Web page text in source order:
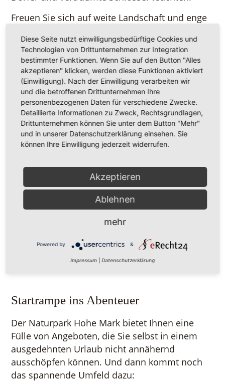
Freuen Sie sich auf weite Landschaft und enge
Gaststuben. Durchstreifen Sie zu Fuß, per Rad
oder auf dem Rücken eines Pferdes die
ausgedehnten Wälder der Haard, der "kleinen"
Hohe Mark, der Üfter Mark, des Dämmerwaldes
und des Diesfordter Forstes. Machen Sie Rast in
hübschen Gaststuben, gemütlichen Bauernhof-
Cafés oder Top-Restaurants.
Im Norden geht die sanfte Dünung des
flache Kulturlandschaft des Münterlandes über,
wo insbesondere Radler und Schlösserfreunde,
aber auch Reiter auf ihre Kosten kommen. Im
Süden ragt der Naturpark Hohe Mark an das so
genannte "Ruhrgebiet" mit seinen ganz
"Industriekultur".
Startrampe ins Abenteuer
Der Naturpark Hohe Mark bietet Ihnen eine
Fülle von Angeboten, die Sie selbst in einem
ausgedehnten Urlaub nicht annähernd
ausschöpfen können. Und dann kommt noch
das spannende Umfeld dazu:
Diese Seite nutzt einwilligungsbedürftige Cookies und
Technologien von Drittunternehmen zur Integration
bestimmter Funktionen. Wenn Sie auf den Button "Alles
akzeptieren" klicken, werden diese Funktionen aktiviert
(Einwilligung). Nach der Einwilligung verarbeiten wir
und die betroffenen Drittunternehmen Ihre
personenbezogenen Daten für verschiedene Zwecke.
Detaillierte Informationen zu Zweck, Rechtsgrundlagen,
Drittunternehmen können Sie unter dem Button "Mehr"
und in unserer Datenschutzerklärung einsehen. Sie
können Ihre Einwilligung jederzeit widerrufen.
Akzeptieren
Ablehnen
mehr
Powered by &
Impressum Datenschutzerklärung